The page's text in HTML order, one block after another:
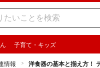
子育て・キッズ
情報 洋食器の基本と揃え方！